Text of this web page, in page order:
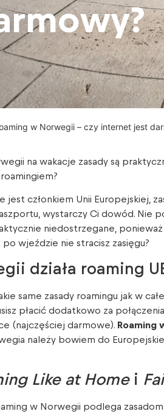
w Norwegii – czy internet jest
na wakacje zasady są
jest członkiem Unii Europejskiej,
wystarczy Ci dowód. Nie
niedostrzegane,
wjeździe nie stracisz zasięgu?
działa roaming
same zasady roamingu jak w
płacić dodatkowo za
(najczęściej darmowe). Roaming
należy bowiem do
Like at Homei
w Norwegii podlega zasadom